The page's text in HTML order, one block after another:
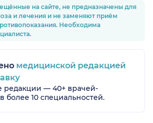
на сайте, не предназначены для
и лечения и не заменяют приём
Необходима
медицинской редакцией
редакции — 40+ врачей-
более 10 специальностей.